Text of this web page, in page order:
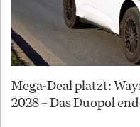
Mega-Deal platzt:
2028 – Das Duopol